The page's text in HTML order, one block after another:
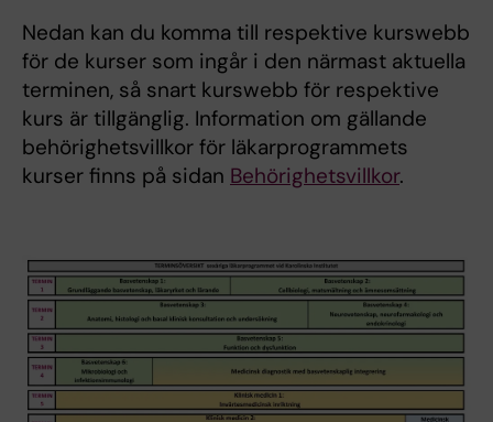
Nedan kan du komma till respektive kurswebb
för de kurser som ingår i den närmast aktuella
terminen, så snart kurswebb för respektive
kurs är tillgänglig. Information om gällande
behörighetsvillkor för läkarprogrammets
kurser finns på sidan Behörighetsvillkor.